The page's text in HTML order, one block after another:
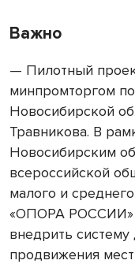
Важно
— Пилотный
минпромторгом
Новосибирской
Травникова. В
Новосибирским
всероссийской
малого и
«ОПОРА РОССИИ»
внедрить
продвижения